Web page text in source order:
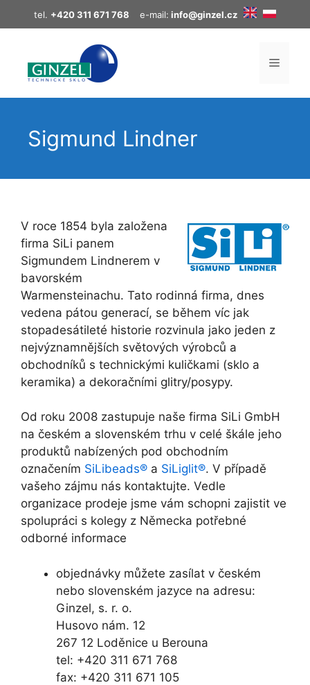
Přeskočit
na
tel. +420 311 671 768 e-mail: info@ginzel.cz
MENU
Sigmund Lindner
V roce 1854 byla založena
firma SiLi panem
Sigmundem Lindnerem v
bavorském
Warmensteinachu. Tato rodinná firma, dnes
vedena pátou generací, se během víc jak
stopadesátileté historie rozvinula jako jeden z
nejvýznamnějších světových výrobců a
obchodníků s technickými kuličkami (sklo a
keramika) a dekoračními glitry/posypy.
Od roku 2008 zastupuje naše firma SiLi GmbH
na českém a slovenském trhu v celé škále jeho
produktů nabízených pod obchodním
označením SiLibeads® a SiLiglit®. V případě
vašeho zájmu nás kontaktujte. Vedle
organizace prodeje jsme vám schopni zajistit ve
spolupráci s kolegy z Německa potřebné
odborné informace
objednávky můžete zasílat v českém
nebo slovenském jazyce na adresu:
Ginzel, s. r. o.
Husovo nám. 12
267 12 Loděnice u Berouna
tel: +420 311 671 768
fax: +420 311 671 105